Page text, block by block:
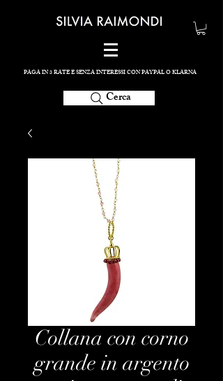
PAGA IN 3 RATE E SENZA INTERESSI CON PAYPAL O KLARNA
Cerca
Collana con corno
grande in argento